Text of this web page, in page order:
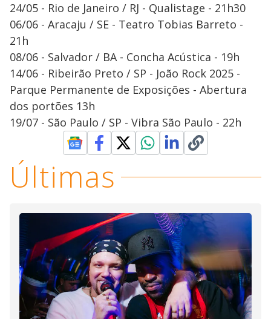
24/05 - Rio de Janeiro / RJ - Qualistage - 21h30
06/06 - Aracaju / SE - Teatro Tobias Barreto -
21h
08/06 - Salvador / BA - Concha Acústica - 19h
14/06 - Ribeirão Preto / SP - João Rock 2025 -
Parque Permanente de Exposições - Abertura
dos portões 13h
19/07 - São Paulo / SP - Vibra São Paulo - 22h
Últimas